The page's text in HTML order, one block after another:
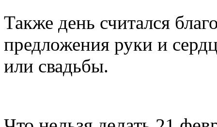
Также день считался
предложения руки и
или свадьбы.